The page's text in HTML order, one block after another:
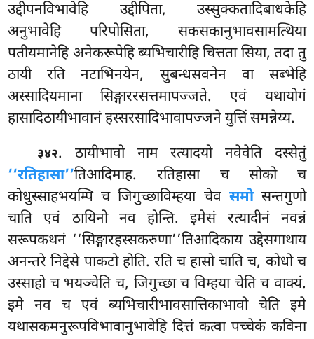
उद्दीपनविभावेहि उद्दीपिता, उस्सुक्कतादिबाधकेहि
अनुभावेहि परिपोसिता, सकसकानुभावसामत्थिया
पतीयमानेहि अनेकरूपेहि ब्यभिचारीहि चित्तता सिया, तदा तु
ठायी रति नटाभिनयेन, सुबन्धसवनेन वा सब्भेहि
अस्सादियमाना सिङ्गाररसत्तमापज्जते. एवं यथायोगं
हासादिठायीभावानं हस्सरसादिभावापज्जने युत्तिं समन्नेय्य.
३४२. ठायीभावो नाम रत्यादयो नवेवेति दस्सेतुं
‘‘रतिहासा’’तिआदिमाह. रतिहासा च सोको च
कोधुस्साहभयम्पि च जिगुच्छाविम्हया चेव समोसन्तगुणो
चाति एवं ठायिनो नव होन्ति. इमेसं रत्यादीनं नवन्नं
सरूपकथनं ‘‘सिङ्गारहस्सकरुणा’’तिआदिकाय उद्देसगाथाय
अनन्तरे निद्देसे पाकटो होति. रति च हासो चाति च, कोधो च
उस्साहो च भयञ्चेति च, जिगुच्छा च विम्हया चेति च वाक्यं.
इमे नव च एवं ब्यभिचारीभावसात्तिकाभावो चेति इमे
यथासकमनुरूपविभावानुभावेहि दित्तं कत्वा पच्चेकं कविना